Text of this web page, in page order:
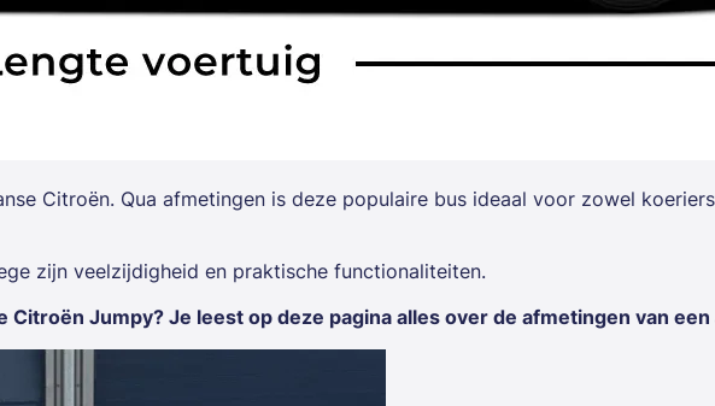
Citroën. Qua afmetingen is deze populaire bus ideaal voor zowel
zijn veelzijdigheid en praktische functionaliteiten.
Jumpy? Je leest op deze pagina alles over de afmetingen van een